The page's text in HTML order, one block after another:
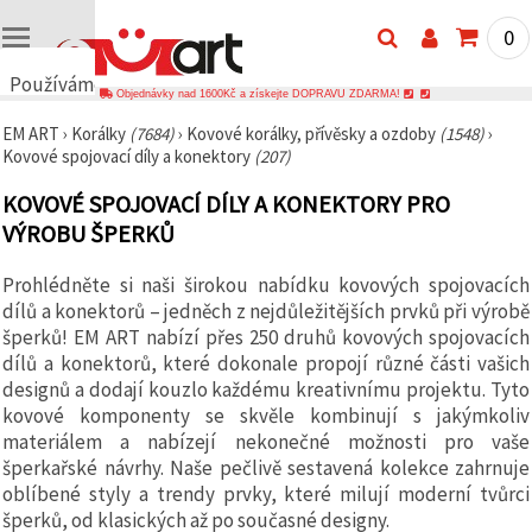
Používáme
🍪
Používáme
podobné
technologie,
abychom
správné
fungování
webu,
zlepšili vaše
prostředí
při jeho
používání a
s vaším
souhlasem
analyzovali
návštěvnost
a
zobrazovali
relevantnější
0
Objednávky nad 1600Kč a získejte DOPRAVU ZDARMA!
EM ART › Korálky (7684)› Kovové korálky, přívěsky a ozdoby (1548)›
Kovové spojovací díly a konektory (207)
KOVOVÉ SPOJOVACÍ DÍLY A KONEKTORY PRO
VÝROBU ŠPERKŮ
Prohlédněte si naši širokou nabídku kovových spojovacích
dílů a konektorů – jedněch z nejdůležitějších prvků při výrobě
šperků! EM ART nabízí přes 250 druhů kovových spojovacích
dílů a konektorů, které dokonale propojí různé části vašich
designů a dodají kouzlo každému kreativnímu projektu. Tyto
kovové komponenty se skvěle kombinují s jakýmkoliv
materiálem a nabízejí nekonečné možnosti pro vaše
šperkařské návrhy. Naše pečlivě sestavená kolekce zahrnuje
oblíbené styly a trendy prvky, které milují moderní tvůrci
šperků, od klasických až po současné designy.